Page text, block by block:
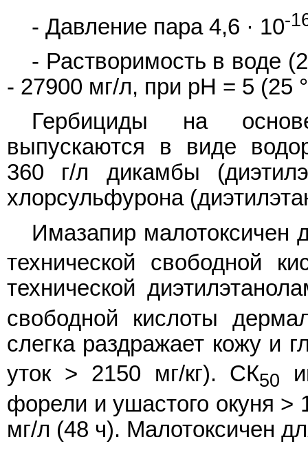
- Давление пара 4,6 · 10-
- Растворимость в воде
- 27900 мг/л, при pH = 5 (25
Гербициды на
выпускаются в виде
360 г/л дикамбы
хлорсульфурона
Имазапир малотоксичен
технической свободной
технической
свободной кислоты
слегка раздражает кожу и
уток > 2150 мг/кг). СК50
форели и ушастого окуня
мг/л (48 ч). Малотоксичен